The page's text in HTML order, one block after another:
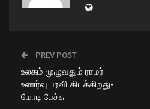
PREV POST
உலகம் முழுவதும் ராமர்
உணர்வு பரவி கிடக்கிறது-
மோடி பேச்சு